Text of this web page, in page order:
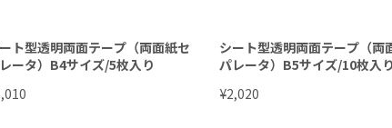
ト型透明両面テープ（両面紙セ
ータ）B4サイズ/5枚入り
シート型透明両面テープ（両
パレータ）B5サイズ/10枚入り
¥2,020